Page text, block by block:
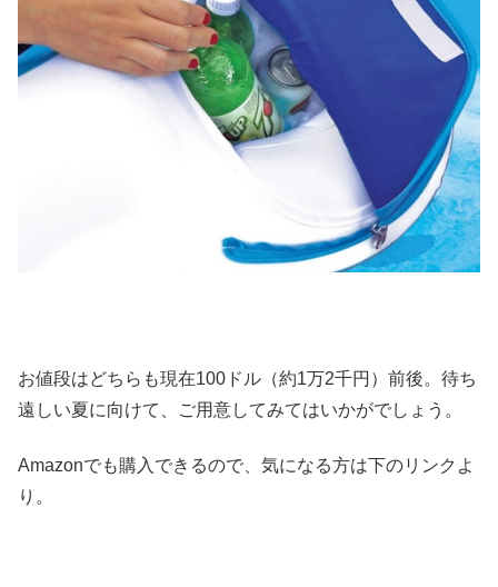
お値段はどちらも現在100ドル（約1万2千円）前後。待ち
遠しい夏に向けて、ご用意してみてはいかがでしょう。
Amazonでも購入できるので、気になる方は下のリンクよ
り。